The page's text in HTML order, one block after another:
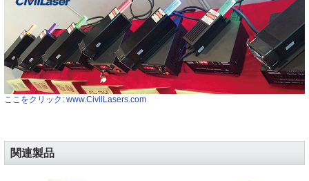
ここをクリック: www.CivilLasers.com
関連製品